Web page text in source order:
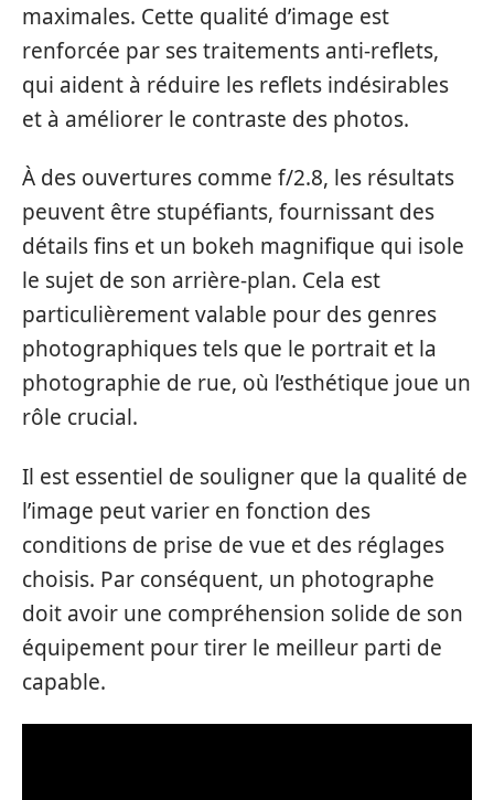
maximales. Cette qualité d’image est
renforcée par ses traitements anti-reflets,
qui aident à réduire les reflets indésirables
et à améliorer le contraste des photos.
À des ouvertures comme f/2.8, les résultats
peuvent être stupéfiants, fournissant des
détails fins et un bokeh magnifique qui isole
le sujet de son arrière-plan. Cela est
particulièrement valable pour des genres
photographiques tels que le portrait et la
photographie de rue, où l’esthétique joue un
rôle crucial.
Il est essentiel de souligner que la qualité de
l’image peut varier en fonction des
conditions de prise de vue et des réglages
choisis. Par conséquent, un photographe
doit avoir une compréhension solide de son
équipement pour tirer le meilleur parti de
capable.